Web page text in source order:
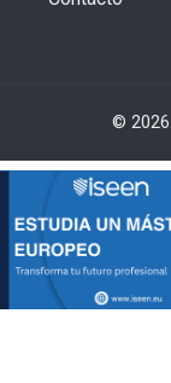
©